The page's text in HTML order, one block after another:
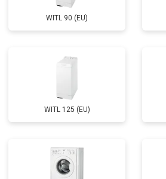
WITL 90 (EU)
WITL 125 (EU)